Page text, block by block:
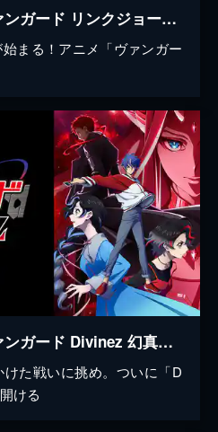
カードファイト!! ヴァンガード リンクジョーカー編
まる！アニメ「ヴァンガー
カードファイト!! ヴァンガード Divinez 幻真星戦編
た戦いに挑め。ついに「D
ける